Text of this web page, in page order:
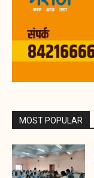
MOST POPULAR